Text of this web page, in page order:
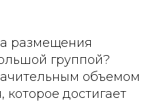
размещения
группой?
объемом
которое достигает